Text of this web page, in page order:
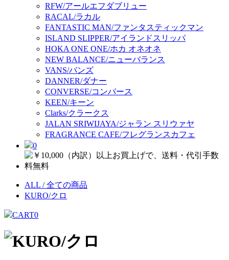
RFW/アールエフダブリュー
RACAL/ラカル
FANTASTIC MAN/ファンタスティックマン
ISLAND SLIPPER/アイランドスリッパ
HOKA ONE ONE/ホカ オネオネ
NEW BALANCE/ニューバランス
VANS/バンズ
DANNER/ダナー
CONVERSE/コンバース
KEEN/キーン
Clarks/クラークス
JALAN SRIWIJAYA/ジャラン スリウァヤ
FRAGRANCE CAFE/フレグランスカフェ
0
ALL / 全ての商品
KURO/クロ
CART0